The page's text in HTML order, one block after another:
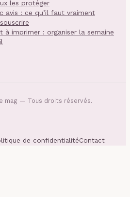
les protéger
avis : ce qu’il faut vraiment
à imprimer : organiser la semaine
mag — Tous droits réservés.
de confidentialitéContact